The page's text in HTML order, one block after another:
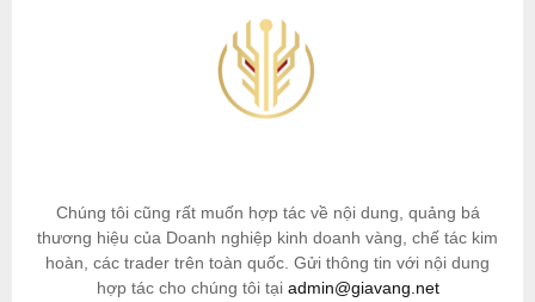
Chúng tôi cũng rất muốn hợp tác về nội dung, quảng bá
thương hiệu của Doanh nghiệp kinh doanh vàng, chế tác kim
hoàn, các trader trên toàn quốc. Gửi thông tin với nội dung
hợp tác cho chúng tôi tại admin@giavang.net